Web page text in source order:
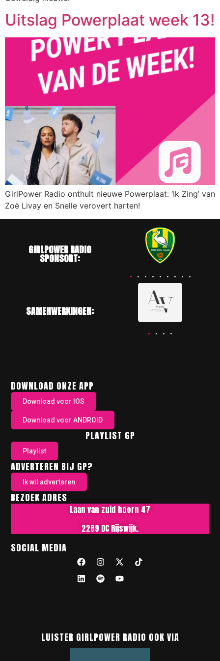
Uitslag Powerplaat week 13!
GirlPower Radio onthult nieuwe Powerplaat: ‘Ik Zing’ van
Zoë Livay en Snelle verovert harten!
GIRLPOWER RADIO
SPONSORT:
SAMENWERKINGEN:
DOWNLOAD ONZE APP
Download voor IOS
Download voor ANDROID
PLAYLIST GP
Playlist
ADVERTEREN BIJ GP?
Ik wil adverteren
BEZOEK ADRES
Laan van zuid hoorn 47
2289 DC Rijswijk.
SOCIAL MEDIA
LUISTER GIRLPOWER RADIO OOK VIA